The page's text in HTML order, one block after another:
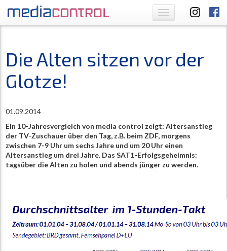
Toggle
navigation
Die Alten sitzen vor der
Glotze!
01.09.2014
Ein 10-Jahresvergleich von media control zeigt: Altersanstieg
der TV-Zuschauer über den Tag, z.B. beim ZDF, morgens
zwischen 7-9 Uhr um sechs Jahre und um 20 Uhr einen
Altersanstieg um drei Jahre. Das SAT1-Erfolgsgeheimnis:
tagsüber die Alten zu holen und abends jünger zu werden.